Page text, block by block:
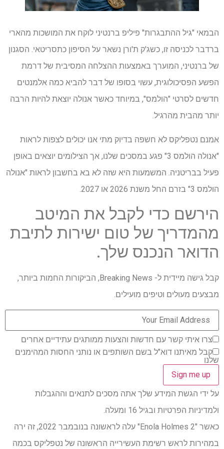
הבמאי "גיל ההתבגרות" פיליפ ברנטיני לוקח את המושכות מהארי
ברדבר לכניסה זו, כשג'ק ת'ורן נשאר על הסיפון כתסריטאי. הסגנון
של ברנטיני, המוערך באמצעות ההצלחה המסיבית של דרמת
הפשע הפסיכולוגית, עשוי בסופו של דבר להביא כמה אלמנטים
חדשים לסרטי "הולמס", במיוחד כאשר אנולה יוצאת להיות הרבה
יותר מהבית מהרגיל.
אמנם נטפליקס לא חשפה בדיוק מתי אנו יכולים לצפות לראות
"אנולה הולמס 3" פגע במסכים שלנו, אך הצילומים יוצאים באופן
פעיל בבריטניה. המשמעות היא שזה לא בא בחשבון לראות "אנולה
הולמס 3" בזרם החל משנת 2026 או 2027.
הירשם כדי לקבל את המיטב
מהמדריך של טום ישירות לתיבת
הדואר הנכנס שלך.
קבל גישה מיידית ל- Breaking News, הביקורות החמות ביותר,
מבצעים מעולים וטיפים מועילים.
צרו איתי קשר עם חדשות והצעות ממותגים עתידיים אחרים
קבל מאיתנו דוא"ל בשם השותפים או נותני החסות המהימנים
שלנו
על ידי הגשת המידע שלך אתה מסכים לתנאים וההגבלות
ולמדיניות הפרטיות ובגיל 16 ומעלה.
כאשר "Enola Holmes 2" עלה לראשונה בנובמבר 2022, זה ירה
במהירות לראש רשימת העשירייה הראשונה של נטפליקס בכמה